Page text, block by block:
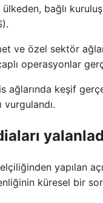
bağlı
ve özel sektör
operasyonlar
ağlarında keşif
yapılan
küresel bir